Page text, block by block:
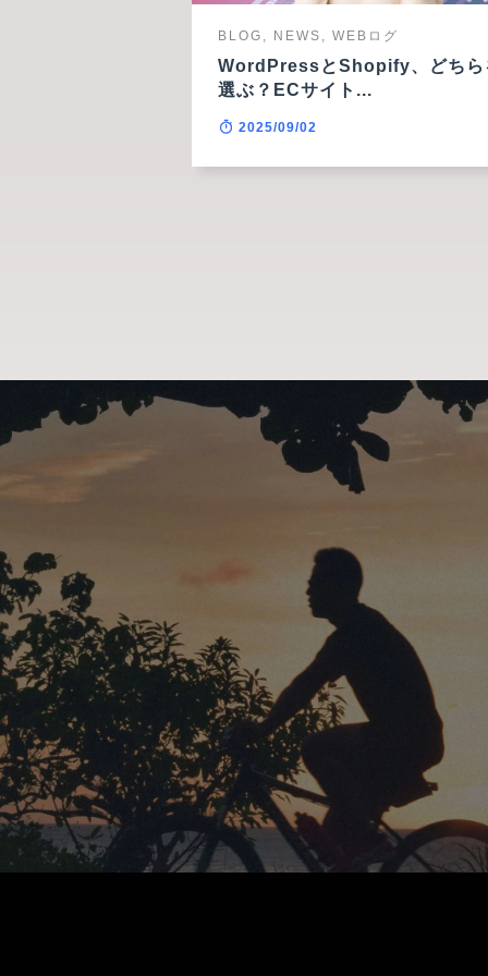
BLOG, NEWS, WEBログ
WordPressとShopify、どちら
選ぶ？ECサイト...
2025/09/02